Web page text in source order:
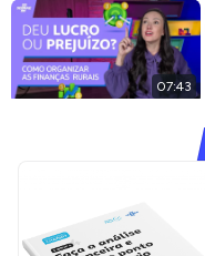
07:43